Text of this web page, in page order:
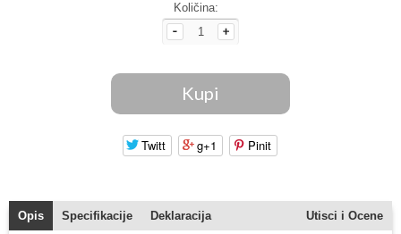
Količina:
Twitt g+1 Pinit
Opis Specifikacije Deklaracija
Utisci i Ocene